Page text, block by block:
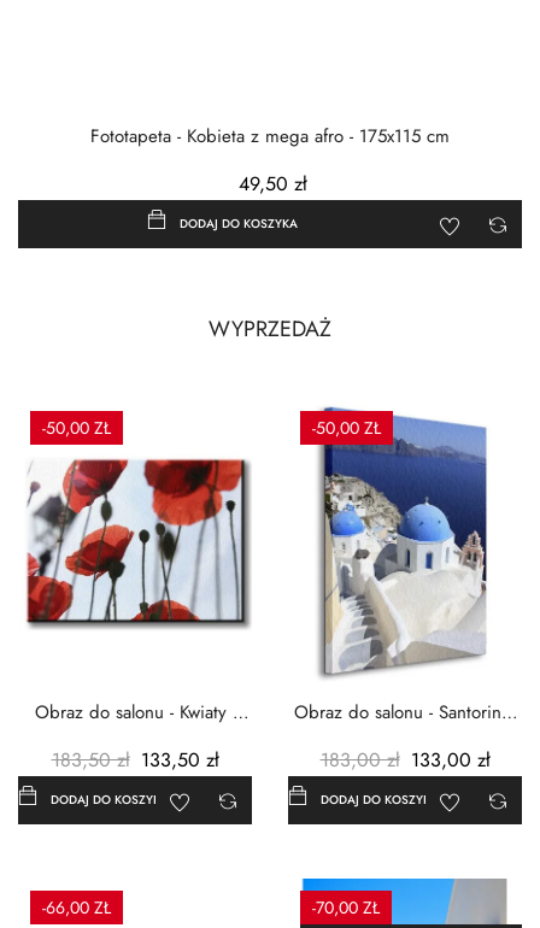
Fototapeta - Kobieta z mega afro - 175x115 cm
49,50 zł
DODAJ DO KOSZYKA
WYPRZEDAŻ
-50,00 ZŁ
Obraz do salonu - Kwiaty -
183,50 zł 133,50 zł
DODAJ DO KOSZYKA
-50,00 ZŁ
Obraz do salonu - Santorini -
183,00 zł 133,00 zł
DODAJ DO KOSZYKA
-66,00 ZŁ
-70,00 ZŁ